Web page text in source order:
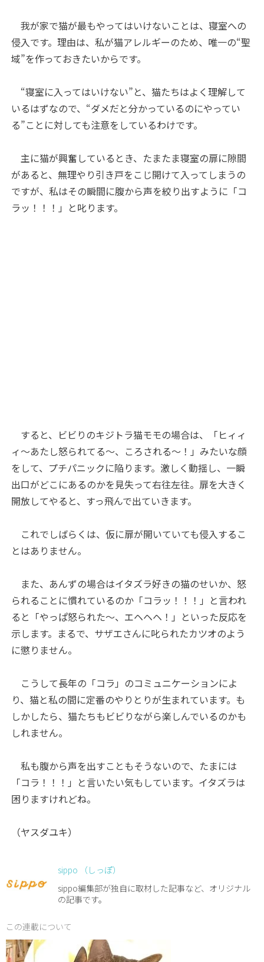
我が家で猫が最もやってはいけないことは、寝室への
侵入です。理由は、私が猫アレルギーのため、唯一の“聖
域”を作っておきたいからです。
“寝室に入ってはいけない”と、猫たちはよく理解して
いるはずなので、“ダメだと分かっているのにやってい
る”ことに対しても注意をしているわけです。
主に猫が興奮しているとき、たまたま寝室の扉に隙間
があると、無理やり引き戸をこじ開けて入ってしまうの
ですが、私はその瞬間に腹から声を絞り出すように「コ
ラッ！！！」と叱ります。
すると、ビビりのキジトラ猫モモの場合は、「ヒィィ
ィ～あたし怒られてる～、ころされる～！」みたいな顔
をして、プチパニックに陥ります。激しく動揺し、一瞬
出口がどこにあるのかを見失って右往左往。扉を大きく
開放してやると、すっ飛んで出ていきます。
これでしばらくは、仮に扉が開いていても侵入するこ
とはありません。
また、あんずの場合はイタズラ好きの猫のせいか、怒
られることに慣れているのか「コラッ！！！」と言われ
ると「やっぱ怒られた～、エヘヘヘ！」といった反応を
示します。まるで、サザエさんに叱られたカツオのよう
に懲りません。
こうして長年の「コラ」のコミュニケーションによ
り、猫と私の間に定番のやりとりが生まれています。も
しかしたら、猫たちもビビりながら楽しんでいるのかも
しれません。
私も腹から声を出すこともそうないので、たまには
「コラ！！！」と言いたい気もしています。イタズラは
困りますけれどね。
（ヤスダユキ）
sippo （しっぽ）
sippo編集部が独自に取材した記事など、オリジナル
の記事です。
この連載について